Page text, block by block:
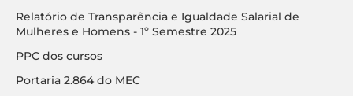
Relatório de Transparência e Igualdade Salarial de
Mulheres e Homens - 1º Semestre 2025
PPC dos cursos
Portaria 2.864 do MEC